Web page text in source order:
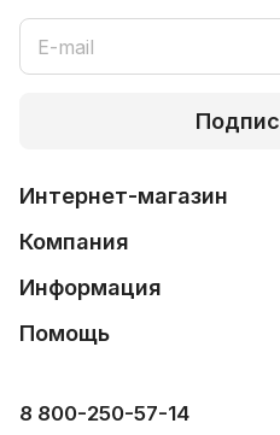
Интернет-магазин
Компания
Информация
Помощь
8 800-250-57-14